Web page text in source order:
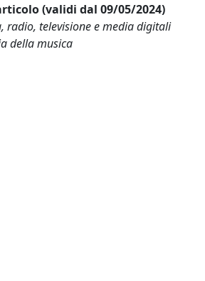
(validi dal 09/05/2024)
radio, televisione e media digitali
della musica